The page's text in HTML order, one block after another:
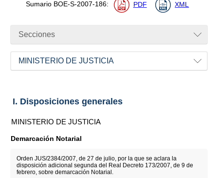
Sumario BOE-S-2007-186: PDF XML
Secciones
MINISTERIO DE JUSTICIA
I. Disposiciones generales
MINISTERIO DE JUSTICIA
Demarcación Notarial
Orden JUS/2384/2007, de 27 de julio, por la que se aclara la
disposición adicional segunda del Real Decreto 173/2007, de 9 de
febrero, sobre demarcación Notarial.